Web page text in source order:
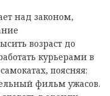
над законом,
возраст до
курьерами в
поясняя:
фильм ужасов.